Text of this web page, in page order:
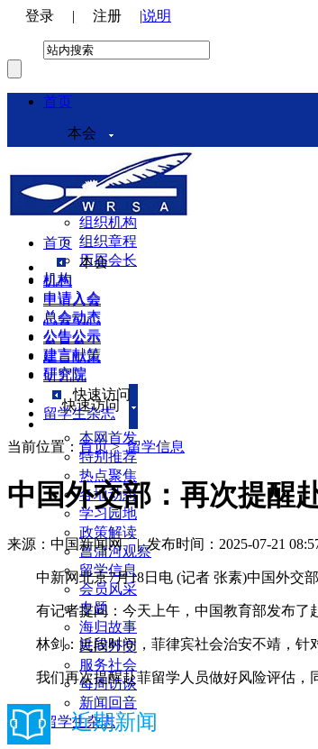
登录 | 注册 |说明
首页
本会
本会介绍
领导机构
理事会
组织机构
组织章程
历届会长
机构
申请入会
总会动态
公告公示
建言献策
研究院
快速访问
本网首发
特别推荐
热点聚焦
各地动态
学习园地
政策解读
菖蒲河观察
留学信息
会员风采
专题
海归故事
民间外交
服务社会
每周访谈
新闻回音
留学生杂志
首页
本会
机构
申请入会
总会动态
公告公示
建言献策
研究院
快速访问
留学生杂志
当前位置： 首页>留学信息
中国外交部：再次提醒
来源：中国新闻网 |发布时间：2025-07-21
中新网北京7月18日电 (记者 张素)中国外交部
有记者提问：今天上午，中国教育部发布了
林剑：近段时间，菲律宾社会治安不靖，针对
我们再次提醒赴菲留学人员做好风险评估，